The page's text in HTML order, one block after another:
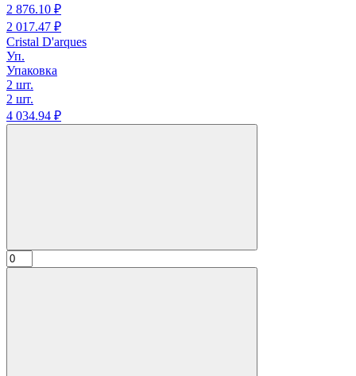
2 876.10 ₽
2 017.47 ₽
Cristal D'arques
Уп.
Упаковка
2 шт.
2 шт.
4 034.94 ₽